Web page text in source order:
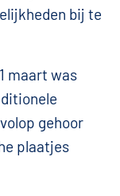
bij te
maart was
gehoor
plaatjes